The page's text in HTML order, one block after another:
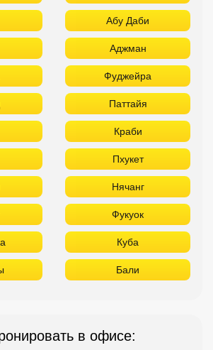
Абу Даби
Аджман
Фуджейра
Паттайя
Краби
Пхукет
Нячанг
Фукуок
Куба
Бали
в офисе: